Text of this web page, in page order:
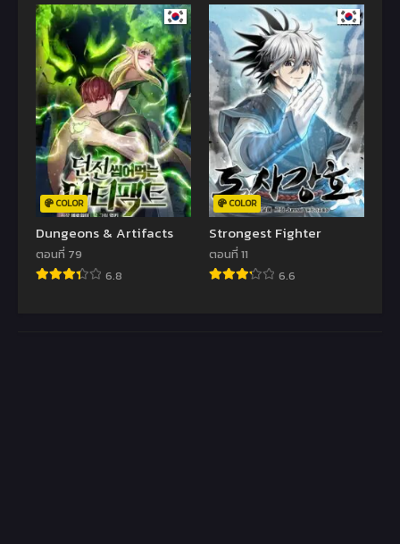
COLOR
Dungeons & Artifacts
ตอนที่ 79
6.8
COLOR
Strongest Fighter
ตอนที่ 11
6.6